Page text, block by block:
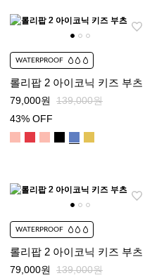
WATERPROOF
롤리팝 2 아이코닉 키즈 부츠
79,000원
139,000원
43% OFF
WATERPROOF
롤리팝 2 아이코닉 키즈 부츠
79,000원
139,000원